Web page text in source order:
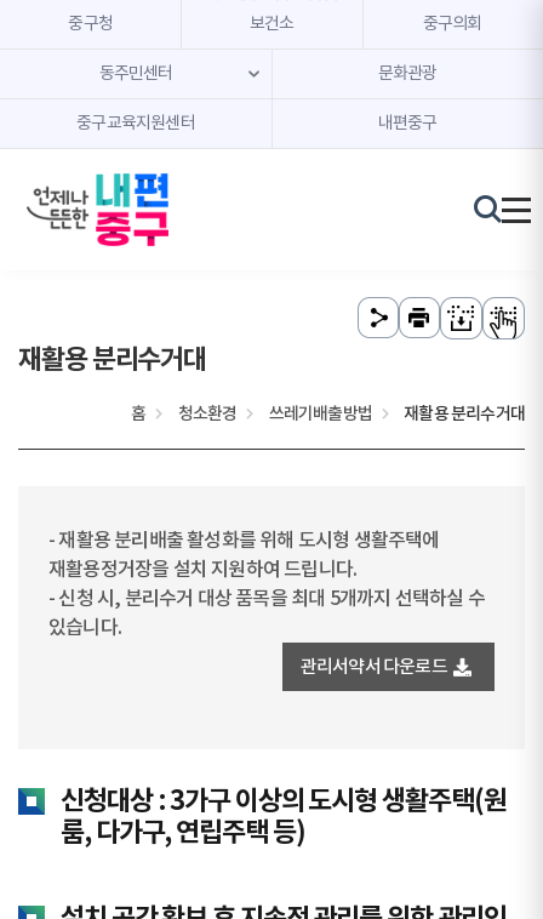
본문 내용 바로가기
주메뉴 바로가기
중구청 보건소 중구의회
동주민센터 문화관광
중구교육지원센터 내편중구
재활용 분리수거대
홈 청소환경 쓰레기배출방법 재활용 분리수거대
- 재활용 분리배출 활성화를 위해 도시형 생활주택에
재활용정거장을 설치 지원하여 드립니다.
- 신청 시, 분리수거 대상 품목을 최대 5개까지 선택하실 수
있습니다.
관리서약서 다운로드
신청대상 : 3가구 이상의 도시형 생활주택(원
룸, 다가구, 연립주택 등)